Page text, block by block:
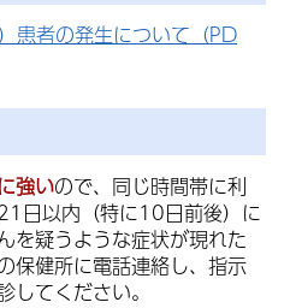
患者の発生について（PD
強いので、同じ時間帯に利
日以内（特に10日前後）に
を疑うような症状が現れた
保健所に電話連絡し、指示
してください。